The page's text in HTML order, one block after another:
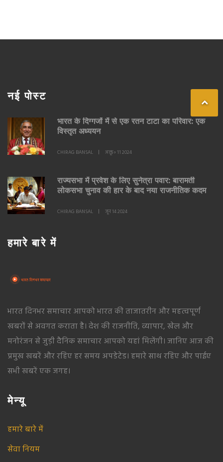
नई पोस्ट
भारत के दिग्गजों में से एक रतन टाटा का परिवार: एक
विस्तृत अध्ययन
CHIRAG BANSAL अक्तू॰ 11 2024
राज्यसभा में प्रवेश के लिए सुनेत्रा पवार: बारामती
लोकसभा चुनाव की हार के बाद नया राजनीतिक कदम
CHIRAG BANSAL जून 14 2024
हमारे बारे में
भारत दिनभर समाचार आपको भारत की ताजातरीन और महत्वपूर्ण
खबरों से अवगत कराता है। देश की राजनीति, व्यापार, खेल और
मनोरंजन से जुड़ी दैनिक समाचार आपको यहां मिलेंगी। जानिए आज की
प्रमुख खबरें और रहिए हर समय अपडेटेड। हमारे साथ रहिए और पाईए
सभी खबरें एक जगह।
मेन्यू
हमारे बारे में
सेवा नियम